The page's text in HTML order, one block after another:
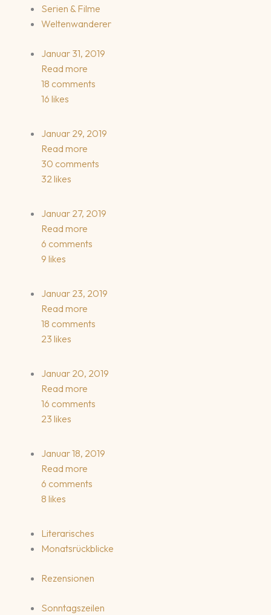
Serien & Filme
Weltenwanderer
Januar 31, 2019
Read more
18 comments
16 likes
Januar 29, 2019
Read more
30 comments
32 likes
Januar 27, 2019
Read more
6 comments
9 likes
Januar 23, 2019
Read more
18 comments
23 likes
Januar 20, 2019
Read more
16 comments
23 likes
Januar 18, 2019
Read more
6 comments
8 likes
Literarisches
Monatsrückblicke
Rezensionen
Sonntagszeilen